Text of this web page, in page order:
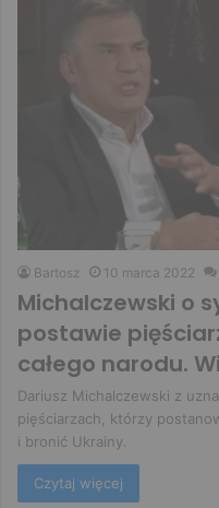
Bartosz 10 marca 2022
Michalczewski o
postawie
całego narodu.
Dariusz Michalczewski z
pięściarzach, którzy
i bronić Ukrainy.
Czytaj więcej